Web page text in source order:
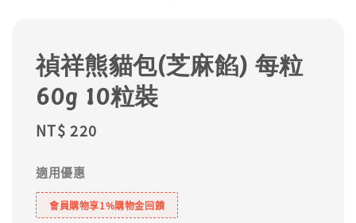
禎祥熊貓包(芝麻餡) 每粒
60g 10粒裝
Regular
NT$ 220
適用優惠
會員購物享1%購物金回饋